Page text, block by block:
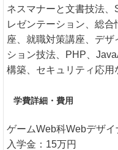
ネスマナーと文書技法
レゼンテーション、総
座、就職対策講座、デ
ション技法、PHP、
構築、セキュリティ応用
学費詳細・費用
ゲームWeb科Webデザ
入学金：15万円